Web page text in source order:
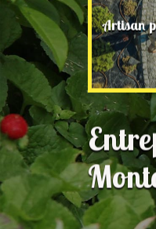
45 Artisan